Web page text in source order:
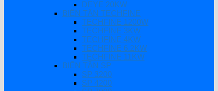
DEYE 20KW
BIẾN TẦN TECHFINE
TECHFINE 1200W
TECHFINE 3KW
TECHFINE 4KW
TECHFINE 6.2KW
TECHFINE 11KW
BIẾN TẦN SP
SP 3200
SP 4200